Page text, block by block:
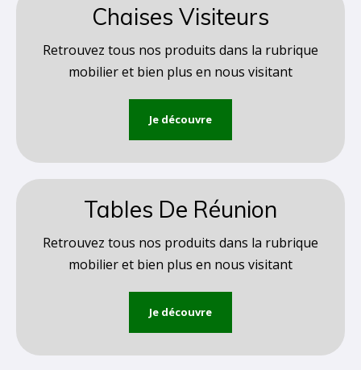
Chaises Visiteurs
Retrouvez tous nos produits dans la rubrique
mobilier et bien plus en nous visitant
Je découvre
Tables De Réunion
Retrouvez tous nos produits dans la rubrique
mobilier et bien plus en nous visitant
Je découvre